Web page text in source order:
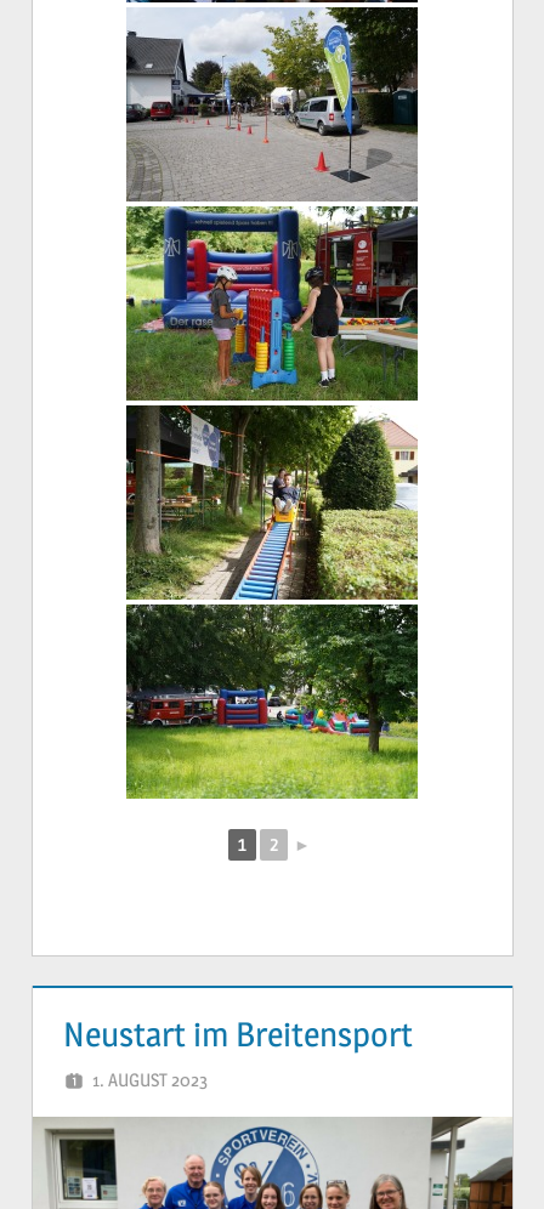
1 2 ►
Neustart im Breitensport
1. AUGUST 2023